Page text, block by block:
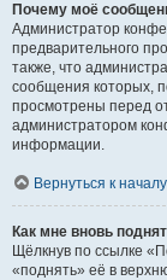
Почему моё
Администратор
предварительного
также, что
сообщения которых,
просмотрены перед
администратором
информации.
Вернуться к началу
Как мне вновь
Щёлкнув по ссылке
«поднять» её в